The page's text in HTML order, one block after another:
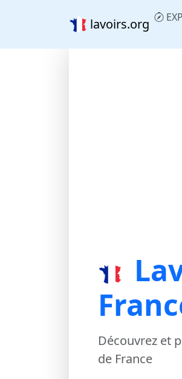
lavoirs.org
Découvrez et
de France